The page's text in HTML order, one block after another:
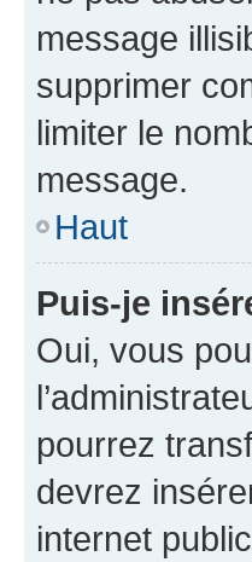
message
supprimer
limiter le
message.
Haut
Puis-je
Oui, vous
pourrez
devrez
internet